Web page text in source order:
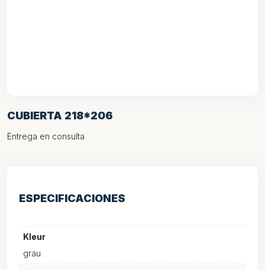
CUBIERTA 218*206
Entrega en consulta
ESPECIFICACIONES
Kleur
grau